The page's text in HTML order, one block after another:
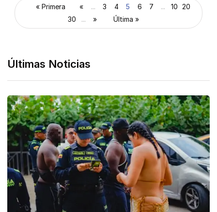
« Primera « ... 3 4 5 6 7 ... 10 20
30
... » Última »
Últimas Noticias